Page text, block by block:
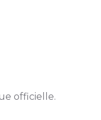
officielle.